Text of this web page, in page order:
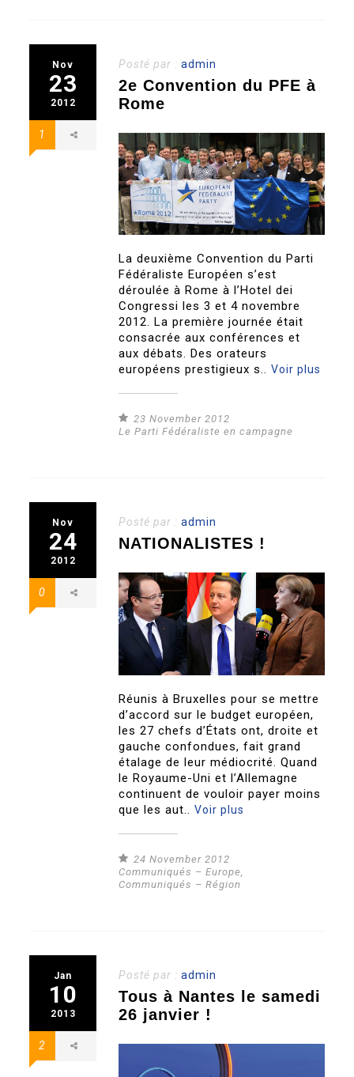
Nov
23
2012
1
Posté par :admin
2e Convention du PFE à
Rome
La deuxième Convention du Parti
Fédéraliste Européen s’est
déroulée à Rome à l’Hotel dei
Congressi les 3 et 4 novembre
2012. La première journée était
consacrée aux conférences et
aux débats. Des orateurs
européens prestigieux s..Voir plus
23 November 2012
Le Parti Fédéraliste en campagne
Nov
24
2012
0
Posté par :admin
NATIONALISTES !
Réunis à Bruxelles pour se mettre
d’accord sur le budget européen,
les 27 chefs d’États ont, droite et
gauche confondues, fait grand
étalage de leur médiocrité. Quand
le Royaume-Uni et l’Allemagne
continuent de vouloir payer moins
que les aut..Voir plus
24 November 2012
Communiqués – Europe
Communiqués – Région
Jan
10
2013
2
Posté par :admin
Tous à Nantes le samedi
26 janvier !